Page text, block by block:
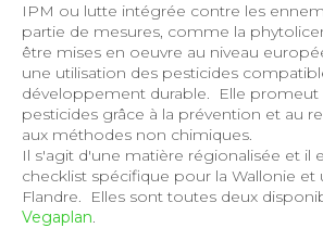
IPM ou lutte intégrée contre les
partie de mesures, comme la
être mises en oeuvre au niveau
une utilisation des pesticides
développement durable. Elle promeut
pesticides grâce à la prévention et au
aux méthodes non chimiques.
Il s'agit d'une matière régionalisée et il
checklist spécifique pour la Wallonie et
Flandre. Elles sont toutes deux
Vegaplan.